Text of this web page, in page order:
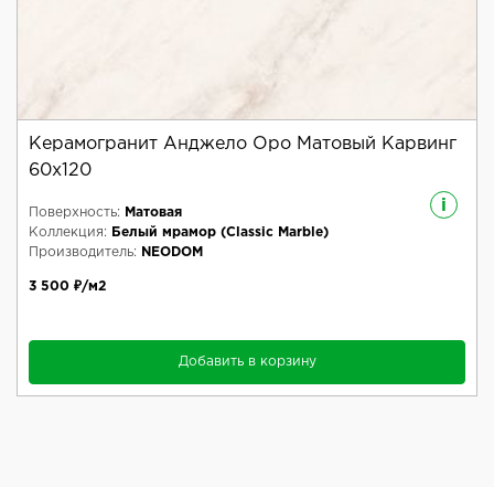
Керамогранит Анджело Оро Матовый Карвинг
60x120
i
Поверхность:
Матовая
Коллекция:
Белый мрамор (Classic Marble)
Производитель:
NEODOM
3 500 ₽/м2
Добавить в корзину